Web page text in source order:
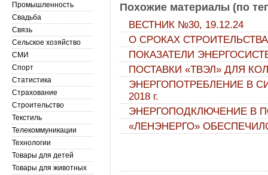
Похожие материалы (по
ВЕСТНИК №30, 19.12.24
О СРОКАХ
ПОКАЗАТЕЛИ
ПОСТАВКИ «ТВЭЛ» ДЛЯ
ЭНЕРГОПОТРЕБЛЕНИЕ В
2018 г.
ЭНЕРГОПОДКЛЮЧЕНИЕ В
«ЛЕНЭНЕРГО»
Промышленность
Свадьба
Связь
Сельское хозяйство
СМИ
Спорт
Статистика
Страхование
Строительство
Текстиль
Телекоммуникации
Технологии
Товары для детей
Товары для животных